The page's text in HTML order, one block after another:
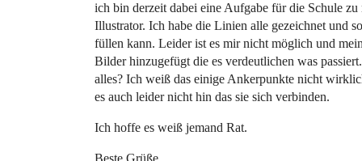
ich bin derzeit dabei eine Aufgabe für die Schule
Illustrator. Ich habe die Linien alle gezeichnet und
füllen kann. Leider ist es mir nicht möglich und
Bilder hinzugefügt die es verdeutlichen was
alles? Ich weiß das einige Ankerpunkte nicht
es auch leider nicht hin das sie sich verbinden.
Ich hoffe es weiß jemand Rat.
Beste Grüße